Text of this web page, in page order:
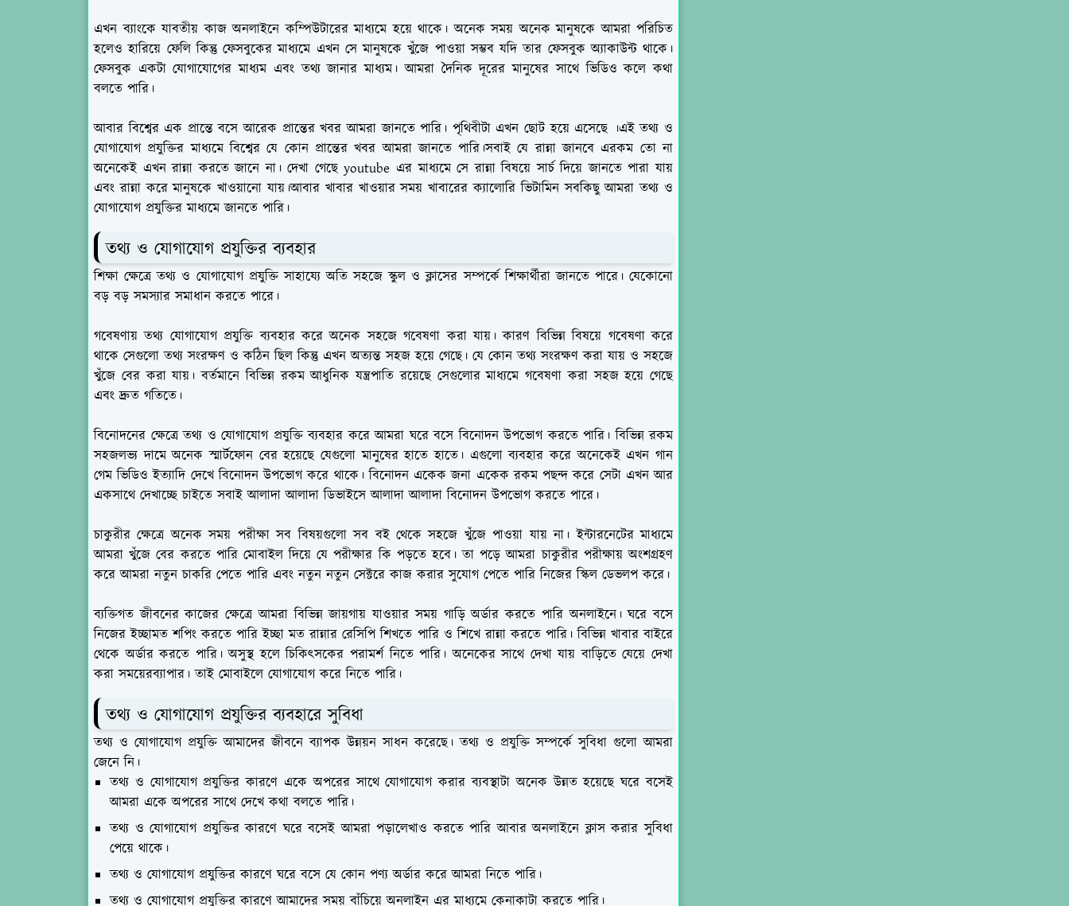
এখন ব্যাংকে যাবতীয় কাজ অনলাইনে কম্পিউটারের মাধ্যমে হয়ে থাকে। অনেক সময় অনেক মানুষকে আমরা পরিচিত
হলেও হারিয়ে ফেলি কিন্তু ফেসবুকের মাধ্যমে এখন সে মানুষকে খুঁজে পাওয়া সম্ভব যদি তার ফেসবুক অ্যাকাউন্ট থাকে।
ফেসবুক একটা যোগাযোগের মাধ্যম এবং তথ্য জানার মাধ্যম। আমরা দৈনিক দূরের মানুষের সাথে ভিডিও কলে কথা
বলতে পারি।
আবার বিশ্বের এক প্রান্তে বসে আরেক প্রান্তের খবর আমরা জানতে পারি। পৃথিবীটা এখন ছোট হয়ে এসেছে ।এই তথ্য ও
যোগাযোগ প্রযুক্তির মাধ্যমে বিশ্বের যে কোন প্রান্তের খবর আমরা জানতে পারি।সবাই যে রান্না জানবে এরকম তো না
অনেকেই এখন রান্না করতে জানে না। দেখা গেছে youtube এর মাধ্যমে সে রান্না বিষয়ে সার্চ দিয়ে জানতে পারা যায়
এবং রান্না করে মানুষকে খাওয়ানো যায়।আবার খাবার খাওয়ার সময় খাবারের ক্যালোরি ভিটামিন সবকিছু আমরা তথ্য ও
যোগাযোগ প্রযুক্তির মাধ্যমে জানতে পারি।
তথ্য ও যোগাযোগ প্রযুক্তির ব্যবহার
শিক্ষা ক্ষেত্রে তথ্য ও যোগাযোগ প্রযুক্তি সাহায্যে অতি সহজে স্কুল ও ক্লাসের সম্পর্কে শিক্ষার্থীরা জানতে পারে। যেকোনো
বড় বড় সমস্যার সমাধান করতে পারে।
গবেষণায় তথ্য যোগাযোগ প্রযুক্তি ব্যবহার করে অনেক সহজে গবেষণা করা যায়। কারণ বিভিন্ন বিষয়ে গবেষণা করে
থাকে সেগুলো তথ্য সংরক্ষণ ও কঠিন ছিল কিন্তু এখন অত্যন্ত সহজ হয়ে গেছে। যে কোন তথ্য সংরক্ষণ করা যায় ও সহজে
খুঁজে বের করা যায়। বর্তমানে বিভিন্ন রকম আধুনিক যন্ত্রপাতি রয়েছে সেগুলোর মাধ্যমে গবেষণা করা সহজ হয়ে গেছে
এবং দ্রুত গতিতে।
বিনোদনের ক্ষেত্রে তথ্য ও যোগাযোগ প্রযুক্তি ব্যবহার করে আমরা ঘরে বসে বিনোদন উপভোগ করতে পারি। বিভিন্ন রকম
সহজলভ্য দামে অনেক স্মার্টফোন বের হয়েছে যেগুলো মানুষের হাতে হাতে। এগুলো ব্যবহার করে অনেকেই এখন গান
গেম ভিডিও ইত্যাদি দেখে বিনোদন উপভোগ করে থাকে। বিনোদন একেক জনা একেক রকম পছন্দ করে সেটা এখন আর
একসাথে দেখাচ্ছে চাইতে সবাই আলাদা আলাদা ডিভাইসে আলাদা আলাদা বিনোদন উপভোগ করতে পারে।
চাকুরীর ক্ষেত্রে অনেক সময় পরীক্ষা সব বিষয়গুলো সব বই থেকে সহজে খুঁজে পাওয়া যায় না। ইন্টারনেটের মাধ্যমে
আমরা খুঁজে বের করতে পারি মোবাইল দিয়ে যে পরীক্ষার কি পড়তে হবে। তা পড়ে আমরা চাকুরীর পরীক্ষায় অংশগ্রহণ
করে আমরা নতুন চাকরি পেতে পারি এবং নতুন নতুন সেক্টরে কাজ করার সুযোগ পেতে পারি নিজের স্কিল ডেভলপ করে।
ব্যক্তিগত জীবনের কাজের ক্ষেত্রে আমরা বিভিন্ন জায়গায় যাওয়ার সময় গাড়ি অর্ডার করতে পারি অনলাইনে। ঘরে বসে
নিজের ইচ্ছামত শপিং করতে পারি ইচ্ছা মত রান্নার রেসিপি শিখতে পারি ও শিখে রান্না করতে পারি। বিভিন্ন খাবার বাইরে
থেকে অর্ডার করতে পারি। অসুস্থ হলে চিকিৎসকের পরামর্শ নিতে পারি। অনেকের সাথে দেখা যায় বাড়িতে যেয়ে দেখা
করা সময়েরব্যাপার। তাই মোবাইলে যোগাযোগ করে নিতে পারি।
তথ্য ও যোগাযোগ প্রযুক্তির ব্যবহারে সুবিধা
তথ্য ও যোগাযোগ প্রযুক্তি আমাদের জীবনে ব্যাপক উন্নয়ন সাধন করেছে। তথ্য ও প্রযুক্তি সম্পর্কে সুবিধা গুলো আমরা
জেনে নি।
তথ্য ও যোগাযোগ প্রযুক্তির কারণে একে অপরের সাথে যোগাযোগ করার ব্যবস্থাটা অনেক উন্নত হয়েছে ঘরে বসেই
আমরা একে অপরের সাথে দেখে কথা বলতে পারি।
তথ্য ও যোগাযোগ প্রযুক্তির কারণে ঘরে বসেই আমরা পড়ালেখাও করতে পারি আবার অনলাইনে ক্লাস করার সুবিধা
পেয়ে থাকে।
তথ্য ও যোগাযোগ প্রযুক্তির কারণে ঘরে বসে যে কোন পণ্য অর্ডার করে আমরা নিতে পারি।
তথ্য ও যোগাযোগ প্রযুক্তির কারণে আমাদের সময় বাঁচিয়ে অনলাইন এর মাধ্যমে কেনাকাটা করতে পারি।